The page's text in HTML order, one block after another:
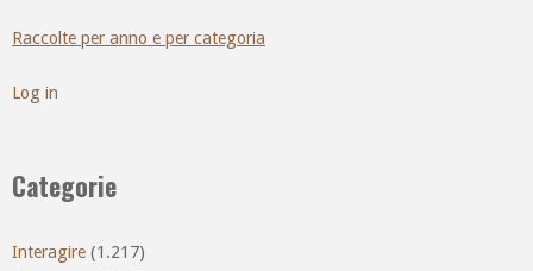
Raccolte per anno e per categoria
Log in
Categorie
Interagire (1.217)